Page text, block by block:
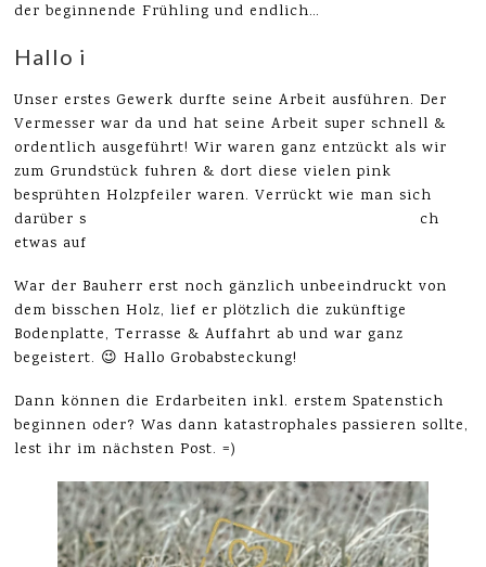
der beginnende Frühling und endlich…
Hallo ihr schönen Holzpfeiler!
Unser erstes Gewerk durfte seine Arbeit ausführen. Der
Vermesser war da und hat seine Arbeit super schnell &
ordentlich ausgeführt! Wir waren ganz entzückt als wir
zum Grundstück fuhren & dort diese vielen pink
besprühten Holzpfeiler waren. Verrückt wie man sich
darüber so freuen kann oder?! Ja aber endlich tat sich
etwas auf unserem süßen Trapezgrundstück.
War der Bauherr erst noch gänzlich unbeeindruckt von
dem bisschen Holz, lief er plötzlich die zukünftige
Bodenplatte, Terrasse & Auffahrt ab und war ganz
begeistert. 😉 Hallo Grobabsteckung!
Dann können die Erdarbeiten inkl. erstem Spatenstich
beginnen oder? Was dann katastrophales passieren sollte,
lest ihr im nächsten Post. =)